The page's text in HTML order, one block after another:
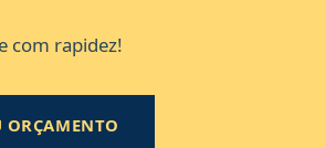
com rapidez!
ORÇAMENTO